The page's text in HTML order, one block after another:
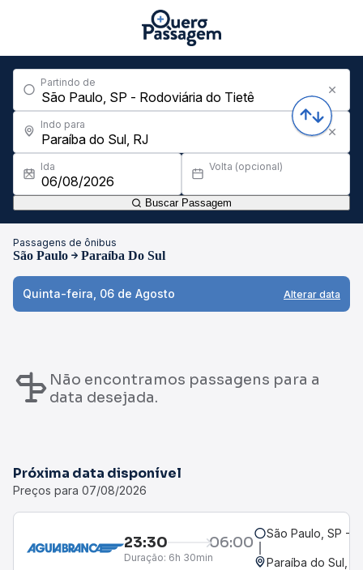
Partindo de
Indo para
Ida Volta (opcional)
Buscar Passagem
Passagens de ônibus
São Paulo Paraíba Do Sul
Quinta-feira, 06 de Agosto Alterar data
Não encontramos passagens para a
data desejada.
Próxima data disponível
Preços para 07/08/2026
23:30 06:00
Duração: 6h 30min
São Paulo, SP -
Paraíba do Sul,